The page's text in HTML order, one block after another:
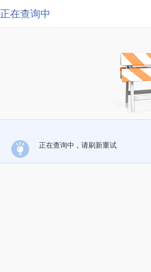
正在查询中
正在查询中，请刷新重试